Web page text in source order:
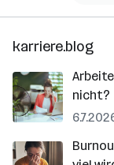
karriere.blog
nicht?